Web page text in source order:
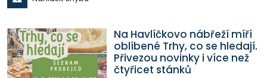
Na Havlíčkovo nábřeží míří
oblíbené Trhy, co se hledají.
Přivezou novinky i více než
čtyřicet stánků